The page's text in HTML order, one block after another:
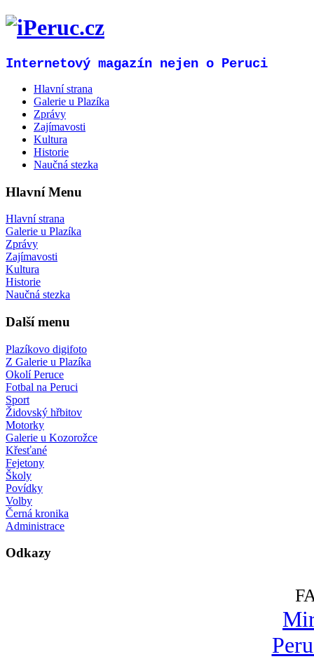
Internetový magazín nejen o Peruci
Hlavní strana
Galerie u Plazíka
Zprávy
Zajímavosti
Kultura
Historie
Naučná stezka
Hlavní Menu
Hlavní strana
Galerie u Plazíka
Zprávy
Zajímavosti
Kultura
Historie
Naučná stezka
Další menu
Plazíkovo digifoto
Z Galerie u Plazíka
Okolí Peruce
Fotbal na Peruci
Sport
Židovský hřbitov
Motorky
Galerie u Kozorožce
Křesťané
Fejetony
Školy
Povídky
Volby
Černá kronika
Administrace
Odkazy